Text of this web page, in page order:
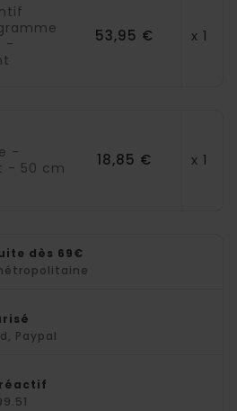
-
53,95 € x 1
-
- 50 cm
18,85 € x 1
dès 69€
Paypal